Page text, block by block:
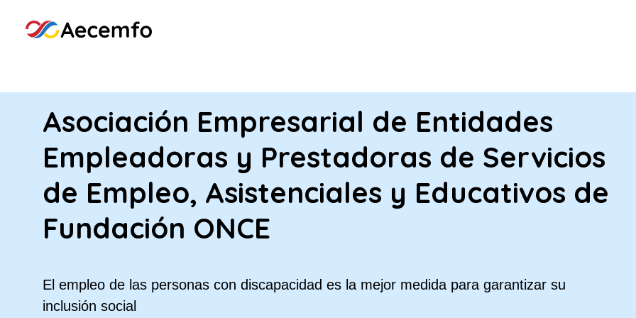
Asociación Empresarial de Entidades
Empleadoras y Prestadoras de Servicios
de Empleo, Asistenciales y Educativos de
Fundación ONCE
El empleo de las personas con discapacidad es la mejor medida para garantizar su
inclusión social